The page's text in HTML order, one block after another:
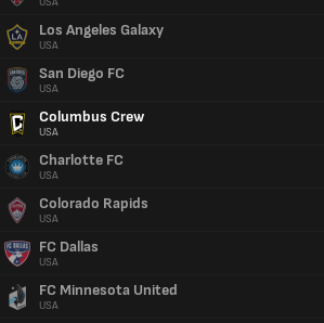
Los Angeles Galaxy
USA
San Diego FC
USA
Columbus Crew
USA
Charlotte FC
USA
Colorado Rapids
USA
FC Dallas
USA
FC Minnesota United
USA